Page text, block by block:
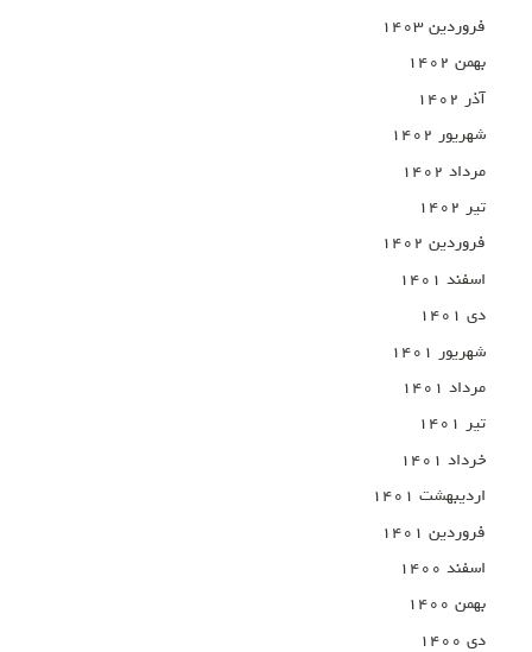
فروردین ۱۴۰۳
بهمن ۱۴۰۲
آذر ۱۴۰۲
شهریور ۱۴۰۲
مرداد ۱۴۰۲
تیر ۱۴۰۲
فروردین ۱۴۰۲
اسفند ۱۴۰۱
دی ۱۴۰۱
شهریور ۱۴۰۱
مرداد ۱۴۰۱
تیر ۱۴۰۱
خرداد ۱۴۰۱
اردیبهشت ۱۴۰۱
فروردین ۱۴۰۱
اسفند ۱۴۰۰
بهمن ۱۴۰۰
دی ۱۴۰۰